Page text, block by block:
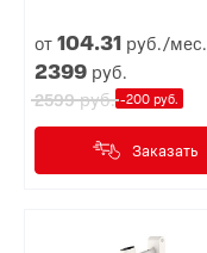
от104.31 руб./мес.
2399 руб.
2599руб. -200 руб.
Заказать